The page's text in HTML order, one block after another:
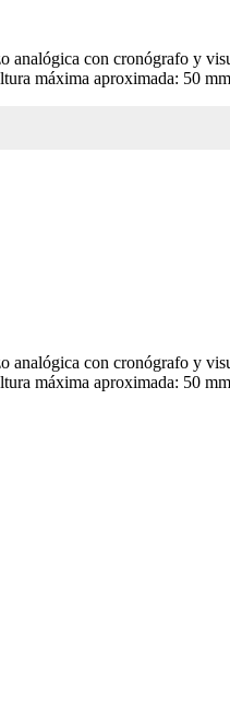
con cronógrafo y
máxima aproximada: 50
con cronógrafo y
máxima aproximada: 50